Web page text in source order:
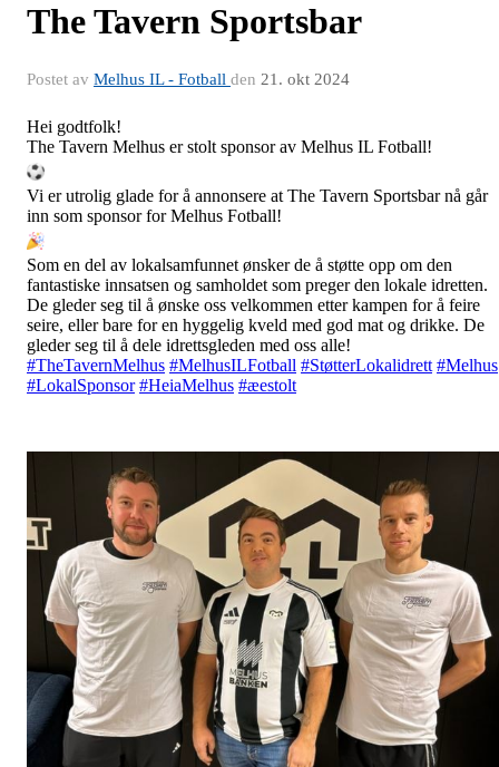
The Tavern Sportsbar
Postet av Melhus IL - Fotball den 21. okt 2024
Hei godtfolk!
The Tavern Melhus er stolt sponsor av Melhus IL Fotball!
Vi er utrolig glade for å annonsere at The Tavern Sportsbar nå går
inn som sponsor for Melhus Fotball!
Som en del av lokalsamfunnet ønsker de å støtte opp om den
fantastiske innsatsen og samholdet som preger den lokale idretten.
De gleder seg til å ønske oss velkommen etter kampen for å feire
seire, eller bare for en hyggelig kveld med god mat og drikke. De
gleder seg til å dele idrettsgleden med oss alle!
#TheTavernMelhus #MelhusILFotball #StøtterLokalidrett #Melhus
#LokalSponsor #HeiaMelhus #æestolt